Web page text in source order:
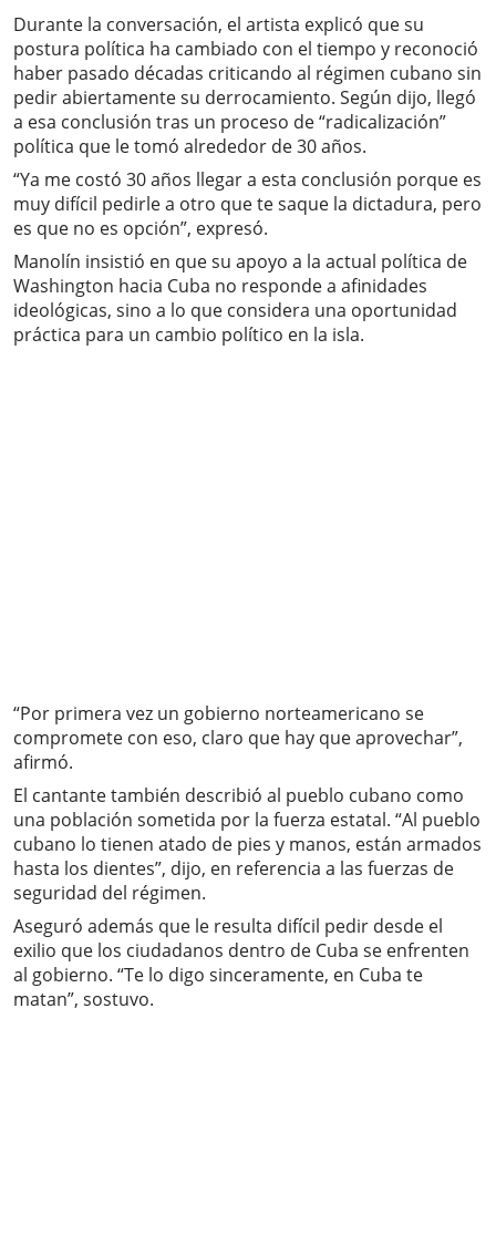
Durante la conversación, el artista explicó que su
postura política ha cambiado con el tiempo y reconoció
haber pasado décadas criticando al régimen cubano sin
pedir abiertamente su derrocamiento. Según dijo, llegó
a esa conclusión tras un proceso de “radicalización”
política que le tomó alrededor de 30 años.
“Ya me costó 30 años llegar a esta conclusión porque es
muy difícil pedirle a otro que te saque la dictadura, pero
es que no es opción”, expresó.
Manolín insistió en que su apoyo a la actual política de
Washington hacia Cuba no responde a afinidades
ideológicas, sino a lo que considera una oportunidad
práctica para un cambio político en la isla.
“Por primera vez un gobierno norteamericano se
compromete con eso, claro que hay que aprovechar”,
afirmó.
El cantante también describió al pueblo cubano como
una población sometida por la fuerza estatal. “Al pueblo
cubano lo tienen atado de pies y manos, están armados
hasta los dientes”, dijo, en referencia a las fuerzas de
seguridad del régimen.
Aseguró además que le resulta difícil pedir desde el
exilio que los ciudadanos dentro de Cuba se enfrenten
al gobierno. “Te lo digo sinceramente, en Cuba te
matan”, sostuvo.